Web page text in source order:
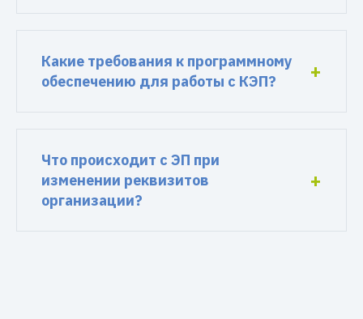
Какие требования к программному
обеспечению для работы с КЭП?
Что происходит с ЭП при
изменении реквизитов
организации?